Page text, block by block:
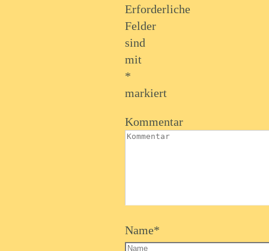
Erforderliche
Felder
sind
mit
*
markiert
Kommentar
Name*